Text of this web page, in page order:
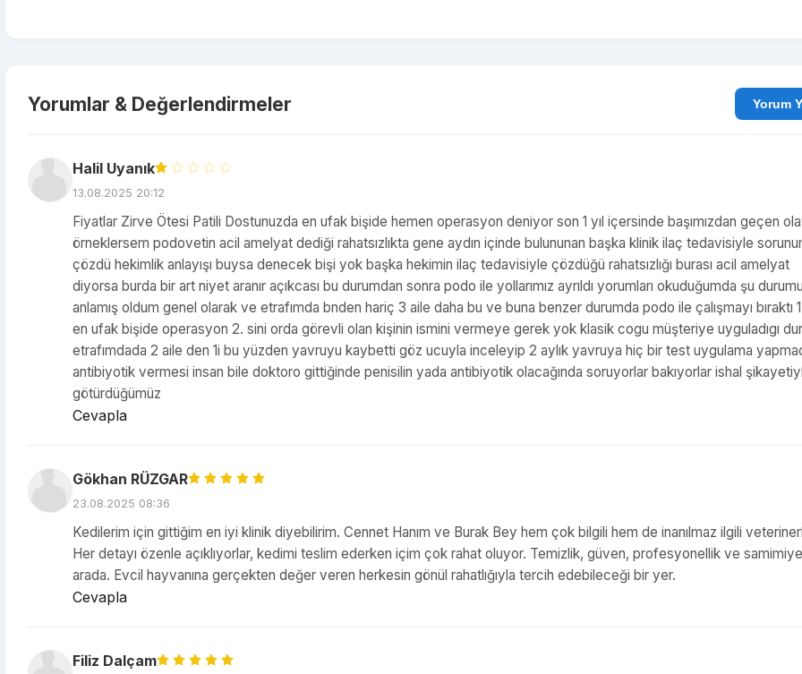
Yorumlar & Değerlendirmeler
Halil Uyanık
13.08.2025 20:12
Fiyatlar Zirve Ötesi Patili Dostunuzda en ufak bişide hemen operasyon deniyor son 1 yıl içersinde başımızdan geçen
örneklersem podovetin acil amelyat dediği rahatsızlıkta gene aydın içinde bulununan başka klinik ilaç tedavisiyle
çözdü hekimlik anlayışı buysa denecek bişi yok başka hekimin ilaç tedavisiyle çözdüğü rahatsızlığı burası acil amelyat
diyorsa burda bir art niyet aranır açıkcası bu durumdan sonra podo ile yollarımız ayrıldı yorumları okuduğumda şu
anlamış oldum genel olarak ve etrafımda bnden hariç 3 aile daha bu ve buna benzer durumda podo ile çalışmayı bıraktı
en ufak bişide operasyon 2. sini orda görevli olan kişinin ismini vermeye gerek yok klasik cogu müşteriye uyguladıgı
etrafımdada 2 aile den 1i bu yüzden yavruyu kaybetti göz ucuyla inceleyip 2 aylık yavruya hiç bir test uygulama
antibiyotik vermesi insan bile doktoro gittiğinde penisilin yada antibiyotik olacağında soruyorlar bakıyorlar ishal
götürdüğümüz
Cevapla
Gökhan RÜZGAR
23.08.2025 08:36
Kedilerim için gittiğim en iyi klinik diyebilirim. Cennet Hanım ve Burak Bey hem çok bilgili hem de inanılmaz ilgili
Her detayı özenle açıklıyorlar, kedimi teslim ederken içim çok rahat oluyor. Temizlik, güven, profesyonellik ve
arada. Evcil hayvanına gerçekten değer veren herkesin gönül rahatlığıyla tercih edebileceği bir yer.
Cevapla
Filiz Dalçam